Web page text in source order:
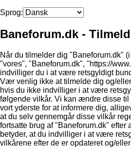
Sprog:
Baneforum.dk -
Når du tilmelder dig "Baneforum.dk"
"vores", "Baneforum.dk", "https://
indvilliger du i at være retsgyldigt
Vær venlig ikke at tilmelde dig og/
hvis du ikke indvilliger i at være
følgende vilkår. Vi kan ændre disse
vort yderste for at informere dig,
at du selv gennemgår disse vilkår
fortsatte brug af "Baneforum.dk"
betyder, at du indvilliger i at være
vilkårene efter de er opdateret og/